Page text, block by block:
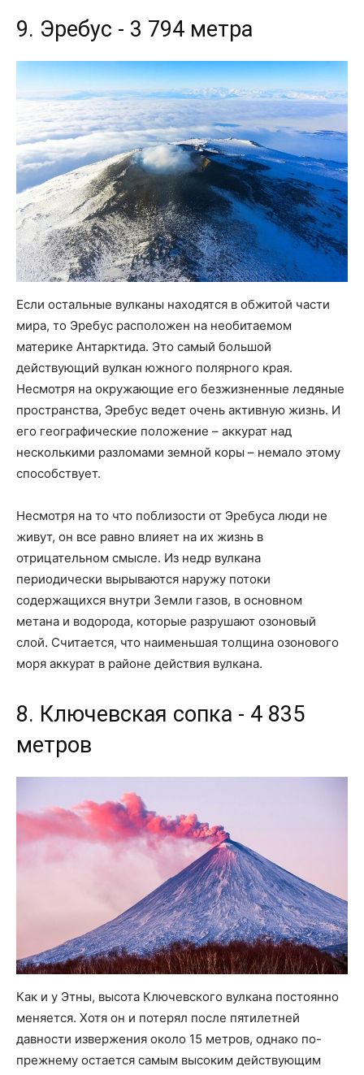
9. Эребус - 3 794 метра
Если остальные вулканы находятся в обжитой части
мира, то Эребус расположен на необитаемом
материке Антарктида. Это самый большой
действующий вулкан южного полярного края.
Несмотря на окружающие его безжизненные ледяные
пространства, Эребус ведет очень активную жизнь. И
его географические положение – аккурат над
несколькими разломами земной коры – немало этому
способствует.
Несмотря на то что поблизости от Эребуса люди не
живут, он все равно влияет на их жизнь в
отрицательном смысле. Из недр вулкана
периодически вырываются наружу потоки
содержащихся внутри Земли газов, в основном
метана и водорода, которые разрушают озоновый
слой. Считается, что наименьшая толщина озонового
моря аккурат в районе действия вулкана.
8. Ключевская сопка - 4 835
метров
Как и у Этны, высота Ключевского вулкана постоянно
меняется. Хотя он и потерял после пятилетней
давности извержения около 15 метров, однако по-
прежнему остается самым высоким действующим